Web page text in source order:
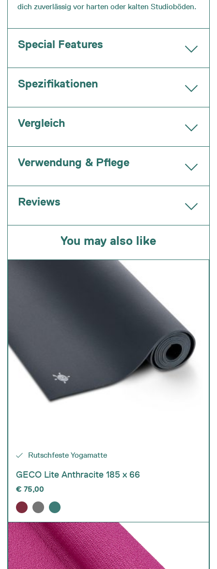
dich zuverlässig vor harten oder kalten Studioböden.
Special Features
Spezifikationen
Vergleich
Verwendung & Pflege
Reviews
You may also like
Rutschfeste Yogamatte
GECO Lite Anthracite 185 x 66
€ 75,00